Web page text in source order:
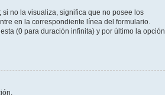
no la visualiza, significa que no posee los
en la correspondiente línea del formulario.
(0 para duración infinita) y por último la opción